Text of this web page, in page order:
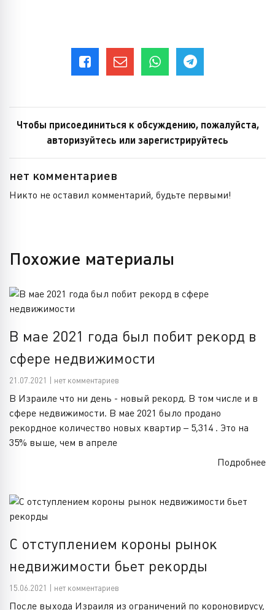
Чтобы присоединиться к обсуждению, пожалуйста,
авторизуйтесь или зарегистрируйтесь
нет комментариев
Никто не оставил комментарий, будьте первыми!
Похожие материалы
В мае 2021 года был побит рекорд в
сфере недвижимости
21.07.2021 | нет комментариев
В Израиле что ни день - новый рекорд. В том числе и в
сфере недвижимости. В мае 2021 было продано
рекордное количество новых квартир – 5,314 . Это на
35% выше, чем в апреле
Подробнее
С отступлением короны рынок
недвижимости бьет рекорды
15.06.2021 | нет комментариев
После выхода Израиля из ограничений по короновирусу,